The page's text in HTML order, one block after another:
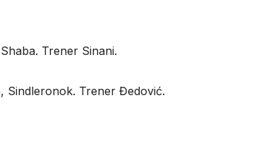
Trener Sinani.
Sindleronok. Trener Đedović.